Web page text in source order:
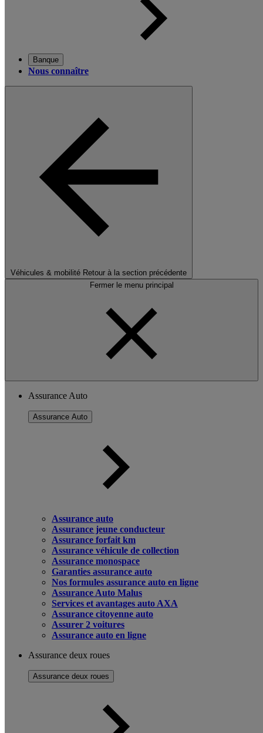
Banque
Nous connaître
Véhicules & mobilité Retour à la section précédente
Fermer le menu principal
Assurance Auto
Assurance Auto
Assurance auto
Assurance jeune conducteur
Assurance forfait km
Assurance véhicule de collection
Assurance monospace
Garanties assurance auto
Nos formules assurance auto en ligne
Assurance Auto Malus
Services et avantages auto AXA
Assurance citoyenne auto
Assurer 2 voitures
Assurance auto en ligne
Assurance deux roues
Assurance deux roues